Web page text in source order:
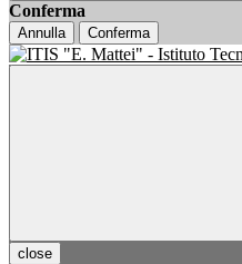
Conferma
Annulla Conferma
close